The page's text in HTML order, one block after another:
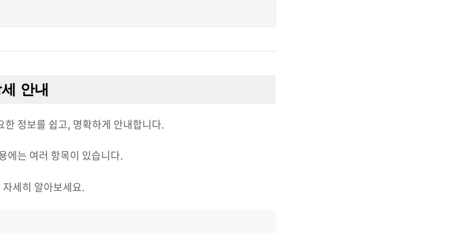
안내
정보를 쉽고, 명확하게 안내합니다.
에는 여러 항목이 있습니다.
세히 알아보세요.